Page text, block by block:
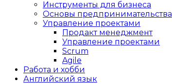
Инструменты для бизнеса
Основы предпринимательства
Управление проектами
Продакт менеджмент
Управление проектами
Scrum
Agile
Работа и хобби
Английский язык